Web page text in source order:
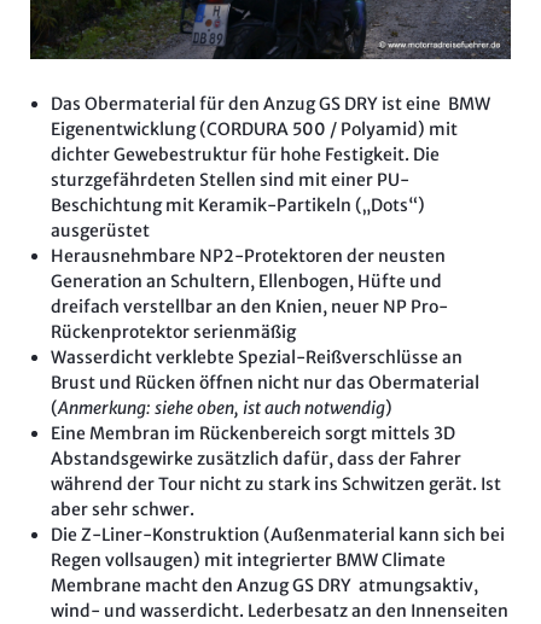
Das Obermaterial für den Anzug GS DRY ist eine BMW
Eigenentwicklung (CORDURA 500 / Polyamid) mit
dichter Gewebestruktur für hohe Festigkeit. Die
sturzgefährdeten Stellen sind mit einer PU-
Beschichtung mit Keramik-Partikeln („Dots“)
ausgerüstet
Herausnehmbare NP2-Protektoren der neusten
Generation an Schultern, Ellenbogen, Hüfte und
dreifach verstellbar an den Knien, neuer NP Pro-
Rückenprotektor serienmäßig
Wasserdicht verklebte Spezial-Reißverschlüsse an
Brust und Rücken öffnen nicht nur das Obermaterial
(Anmerkung: siehe oben, ist auch notwendig)
Eine Membran im Rückenbereich sorgt mittels 3D
Abstandsgewirke zusätzlich dafür, dass der Fahrer
während der Tour nicht zu stark ins Schwitzen gerät. Ist
aber sehr schwer.
Die Z-Liner-Konstruktion (Außenmaterial kann sich bei
Regen vollsaugen) mit integrierter BMW Climate
Membrane macht den Anzug GS DRY atmungsaktiv,
wind- und wasserdicht. Lederbesatz an den Innenseiten